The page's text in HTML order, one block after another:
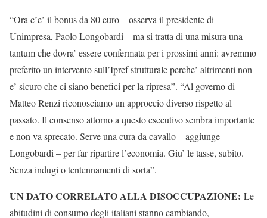
“Ora c’e’ il bonus da 80 euro – osserva il presidente di
Unimpresa, Paolo Longobardi – ma si tratta di una misura una
tantum che dovra’ essere confermata per i prossimi anni: avremmo
preferito un intervento sull’Ipref strutturale perche’ altrimenti non
e’ sicuro che ci siano benefici per la ripresa”. “Al governo di
Matteo Renzi riconosciamo un approccio diverso rispetto al
passato. Il consenso attorno a questo esecutivo sembra importante
e non va sprecato. Serve una cura da cavallo – aggiunge
Longobardi – per far ripartire l’economia. Giu’ le tasse, subito.
Senza indugi o tentennamenti di sorta”.
UN DATO CORRELATO ALLA DISOCCUPAZIONE: Le
abitudini di consumo degli italiani stanno cambiando,